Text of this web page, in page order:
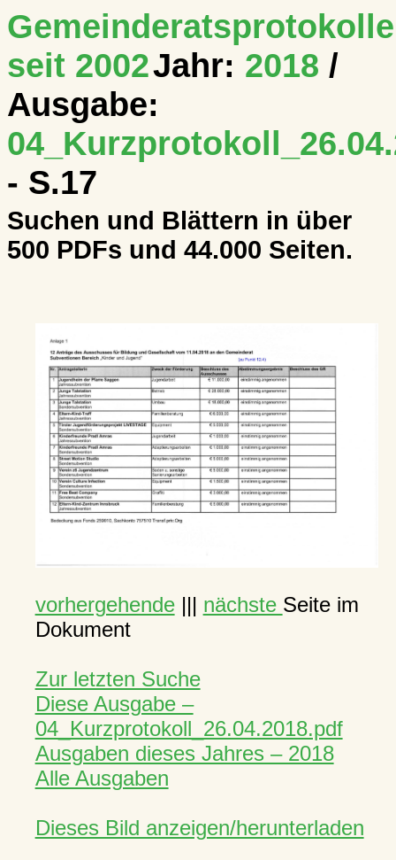
Gemeinderatsprotokolle
seit 2002Jahr: 2018 /
Ausgabe:
- S.17
Suchen und Blättern in über
500 PDFs und 44.000 Seiten.
vorhergehende||| nächste Seite im
Dokument
Zur letzten Suche
Diese Ausgabe –
04_Kurzprotokoll_26.04.2018.pdf
Ausgaben dieses Jahres – 2018
Alle Ausgaben
Dieses Bild anzeigen/herunterladen